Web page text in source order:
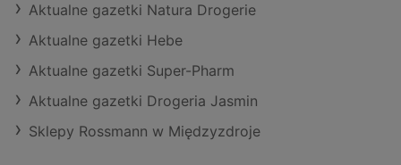
Aktualne gazetki Natura Drogerie
Aktualne gazetki Hebe
Aktualne gazetki Super-Pharm
Aktualne gazetki Drogeria Jasmin
Sklepy Rossmann w Międzyzdroje